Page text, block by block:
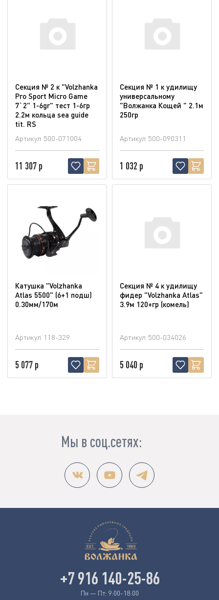
Секция № 2 к "Volzhanka
Pro Sport Micro Game
7`2" 1-6gr" тест 1-6гр
2.2м кольца sea guide
tit. RS
Артикул 500-071004
11 307 р
Секция № 1 к удилищу
универсальному
"Волжанка Кощей " 2.1м
250гр
Артикул 500-090311
1 032 р
Катушка "Volzhanka
Atlas 5500" (6+1 подш)
0.30мм/170м
Артикул 118-329
5 077 р
Секция № 4 к удилищу
фидер "Volzhanka Atlas"
3.9м 120+гр (комель)
Артикул 500-034026
5 040 р
Мы в соц.сетях:
+7 916 140-25-86
Пн — Пт: 9:00-18:00